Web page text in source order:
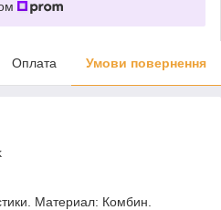
Оплата Умови повернення
Материал: Комбин.